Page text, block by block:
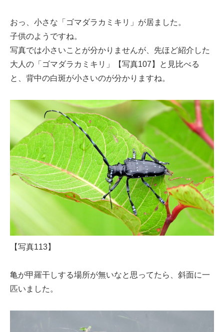
おっ、小さな「ゴマダラカミキリ」が居ました。
子供のようですね。
写真では小さいことが分かりませんが、先ほど紹介した
大人の「ゴマダラカミキリ」【写真107】と見比べる
と、背中の白斑が小さいのが分かりますね。
【写真113】
亀が甲羅干しする場所が無いなと思ってたら、斜面に一
匹いました。